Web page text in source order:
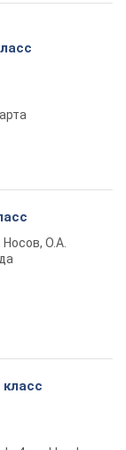
О.А.